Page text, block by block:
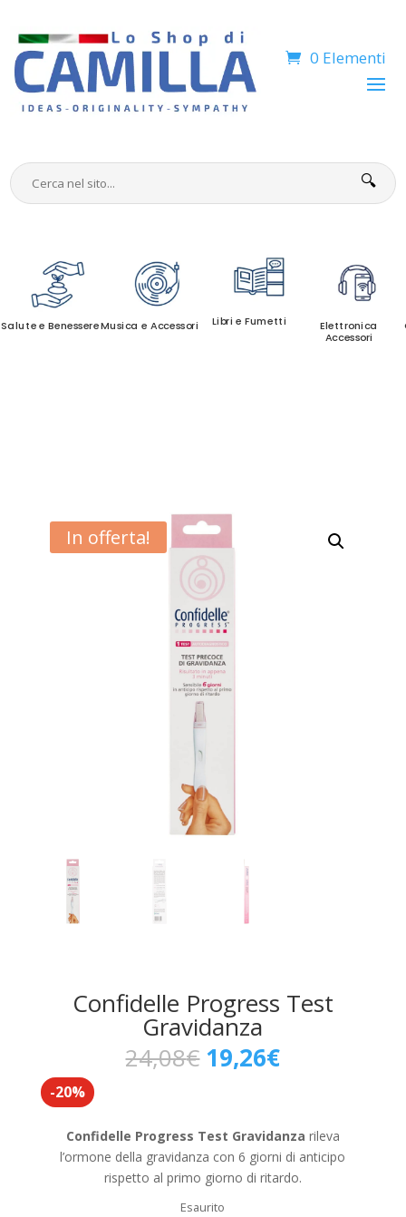
0 Elementi
🔍
Salute e BenessereMusica e Accessori Libri e Fumetti
Elettronica
Accessori
In offerta!
Confidelle Progress Test
Gravidanza
24,08€ Il
prezzo
24,08€.
19,26€Il
19,26€.
-20%
Confidelle Progress Test Gravidanza rileva
l’ormone della gravidanza con 6 giorni di anticipo
rispetto al primo giorno di ritardo.
Esaurito